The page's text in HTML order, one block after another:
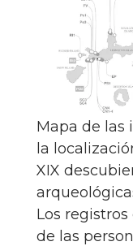
Mapa de las
la
XIX
Los
de las